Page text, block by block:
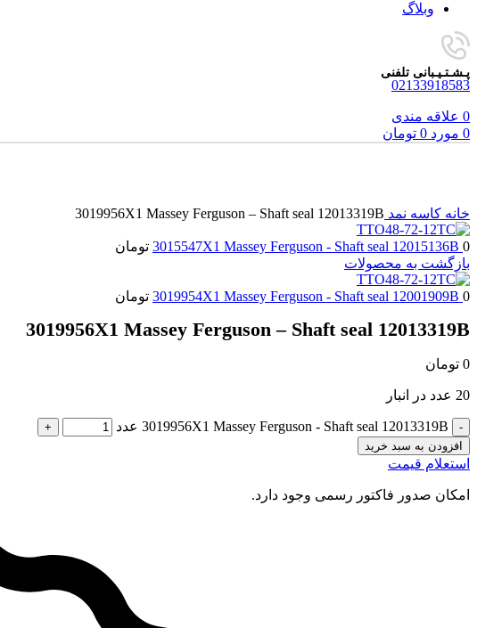
وبلاگ
پـشـتـیـبانی تلفنی
02133918583
0 علاقه مندی
0 مورد 0 تومان
خانه کاسه نمد 3019956X1 Massey Ferguson – Shaft seal 12013319B
3015547X1 Massey Ferguson - Shaft seal 12015136B 0
تومان
بازگشت به محصولات
3019954X1 Massey Ferguson - Shaft seal 12001909B 0 تومان
3019956X1 Massey Ferguson – Shaft seal 12013319B
0 تومان
20 عدد در انبار
3019956X1 Massey Ferguson - Shaft seal 12013319B عدد
افزودن به سبد خرید
استعلام قیمت
امکان صدور فاکتور رسمی وجود دارد.